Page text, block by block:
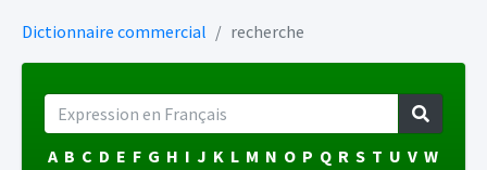
Dictionnaire commercial recherche
A B C D E F G H I J K L M N O P Q R S T U V W